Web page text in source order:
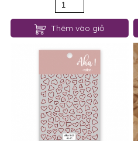
Thêm vào giỏ